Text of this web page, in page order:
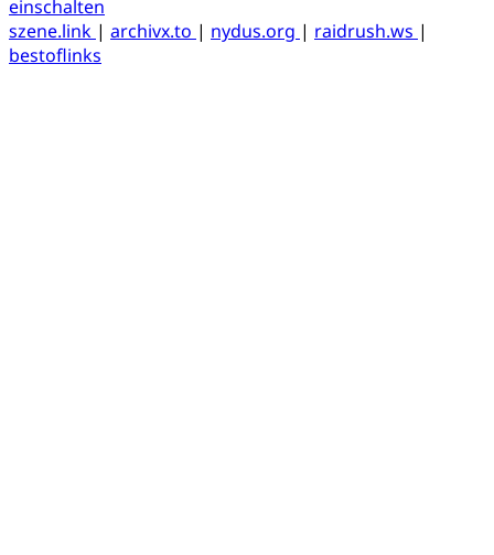
einschalten
szene.link | archivx.to | nydus.org | raidrush.ws |
bestoflinks